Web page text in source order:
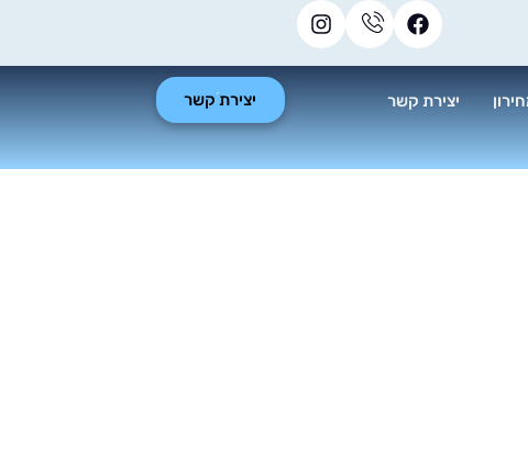
יצירת קשר יצירת קשר